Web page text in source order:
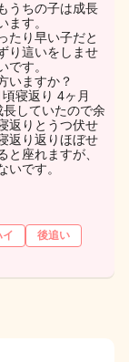
うちの子は成長
す。
たり早い子だと
り這いをしませ
です。
いますか？
寝返り 4ヶ月
していたので余
返りとうつ伏せ
返り返りほぼせ
座れますが、
いです。
イ
後追い